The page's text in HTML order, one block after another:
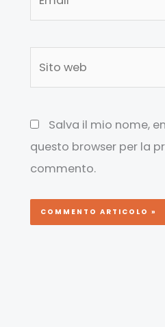
Salva il mio nome,
questo browser per la
commento.